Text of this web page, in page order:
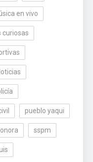
en vivo
curiosas
pueblo yaqui
sspm